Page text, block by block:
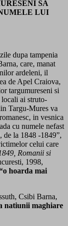
SA
LUI
dupa tampenia
care, manat
ardeleni, il
de Apel Craiova,
targumureseni si
ai struto-
Targu-Mures va
in vesnica
cu numele nefast
de la 1848 -1849”,
celui care
Romanii si
1998,
hoarda mai
Csibi Barna,
natiunii maghiare